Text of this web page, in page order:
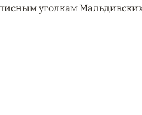
уголкам Мальдивских